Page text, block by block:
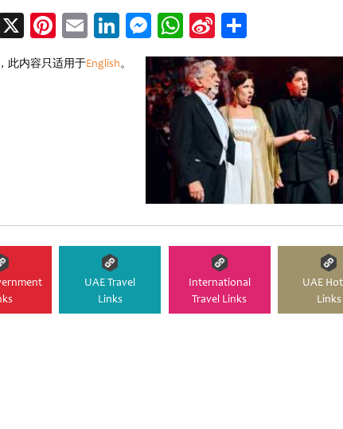
X Pinterest
EmailLinkedIn
Messenger
WhatsApp
Sina
Weibo
分
享
此内容只适用于English。
UAE Travel
Links
International
Travel Links
UAE
Links